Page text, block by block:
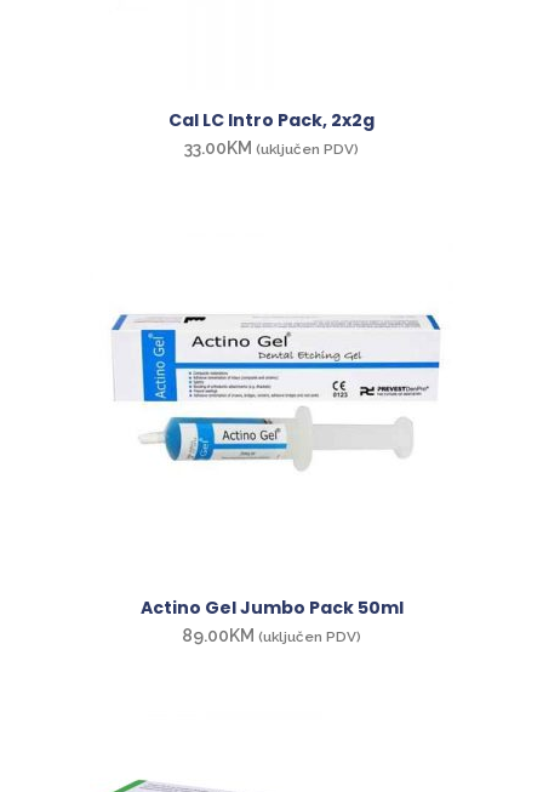
Cal LC Intro Pack, 2x2g
33.00KM (uključen PDV)
Actino Gel Jumbo Pack 50ml
89.00KM (uključen PDV)